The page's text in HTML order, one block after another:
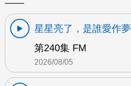
星星亮了，是誰愛作夢
第240集 FM
2026/08/05